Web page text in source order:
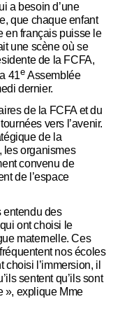
a besoin d’une
que chaque enfant
en français puisse le
une scène où se
de la FCFA,
41eAssemblée
dernier.
de la FCFA et du
vers l’avenir.
de la
les organismes
convenu de
de l’espace
entendu des
ont choisi le
maternelle. Ces
nos écoles
l’immersion, il
sentent qu’ils sont
», explique Mme